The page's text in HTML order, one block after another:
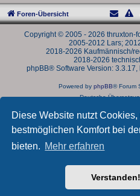
Diese Website nutzt Cookies,
bestmöglichen Komfort bei
bieten. Mehr erfahren
Verstanden!
Foren-Übersicht
Copyright © 2005 - 2026 thruxton-
2005-2012 Lars;
2018-2026 Kaufmännisch/
2018-2026
phpBB® Software Version:
Powered by phpBB® Forum
Deutsche